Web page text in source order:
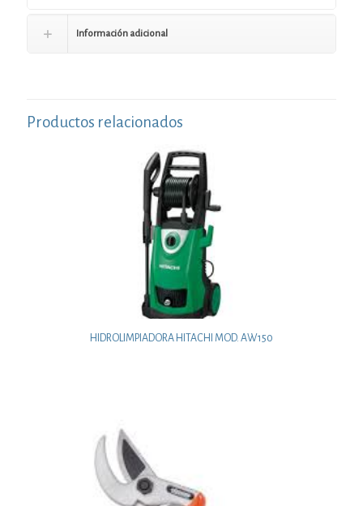
Información adicional
Productos relacionados
HIDROLIMPIADORA HITACHI MOD. AW150